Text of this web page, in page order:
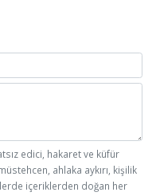
edici, hakaret ve küfür
ahlaka aykırı, kişilik
içeriklerden doğan her